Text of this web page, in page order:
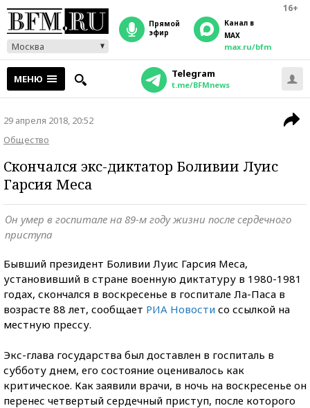
16+
Москва
прямой
эфир
Канал в
MAX
max.ru/bfm
МЕНЮ Telegram
t.me/BFMnews
29 апреля 2018, 20:52
Общество
Скончался экс-диктатор Боливии Луис
Гарсия Меса
Он умер в госпитале на 89-м году жизни после сердечного
приступа
Бывший президент Боливии Луис Гарсия Меса,
установивший в стране военную диктатуру в 1980-1981
годах, скончался в воскресенье в госпитале Ла-Паса в
возрасте 88 лет, сообщает РИА Новости со ссылкой на
местную прессу.
Экс-глава государства был доставлен в госпиталь в
субботу днем, его состояние оценивалось как
критическое. Как заявили врачи, в ночь на воскресенье он
перенес четвертый сердечный приступ, после которого